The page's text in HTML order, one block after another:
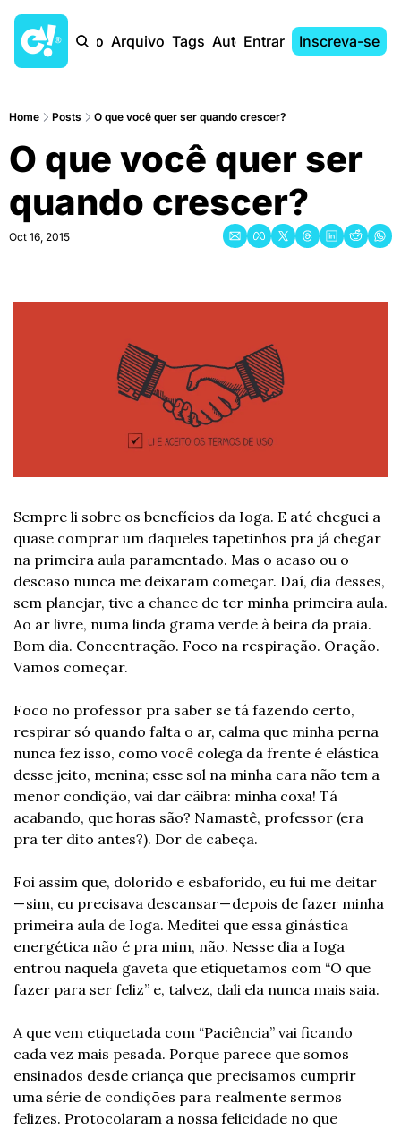
Início Arquivo Tags AutoresEntrar Inscreva-se
Home Posts O que você quer ser quando crescer?
O que você quer ser
quando crescer?
Oct 16, 2015
Sempre li sobre os benefícios da Ioga. E até cheguei a
quase comprar um daqueles tapetinhos pra já chegar
na primeira aula paramentado. Mas o acaso ou o
descaso nunca me deixaram começar. Daí, dia desses,
sem planejar, tive a chance de ter minha primeira aula.
Ao ar livre, numa linda grama verde à beira da praia.
Bom dia. Concentração. Foco na respiração. Oração.
Vamos começar.
Foco no professor pra saber se tá fazendo certo,
respirar só quando falta o ar, calma que minha perna
nunca fez isso, como você colega da frente é elástica
desse jeito, menina; esse sol na minha cara não tem a
menor condição, vai dar cãibra: minha coxa! Tá
acabando, que horas são? Namastê, professor (era
pra ter dito antes?). Dor de cabeça.
Foi assim que, dolorido e esbaforido, eu fui me deitar
— sim, eu precisava descansar — depois de fazer minha
primeira aula de Ioga. Meditei que essa ginástica
energética não é pra mim, não. Nesse dia a Ioga
entrou naquela gaveta que etiquetamos com “O que
fazer para ser feliz” e, talvez, dali ela nunca mais saia.
A que vem etiquetada com “Paciência” vai ficando
cada vez mais pesada. Porque parece que somos
ensinados desde criança que precisamos cumprir
uma série de condições para realmente sermos
felizes. Protocolaram a nossa felicidade no que